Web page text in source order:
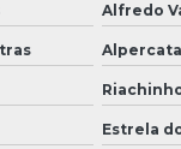
Alfredo
Alpercata
Estrela